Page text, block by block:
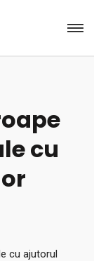
cu
cu ajutorul